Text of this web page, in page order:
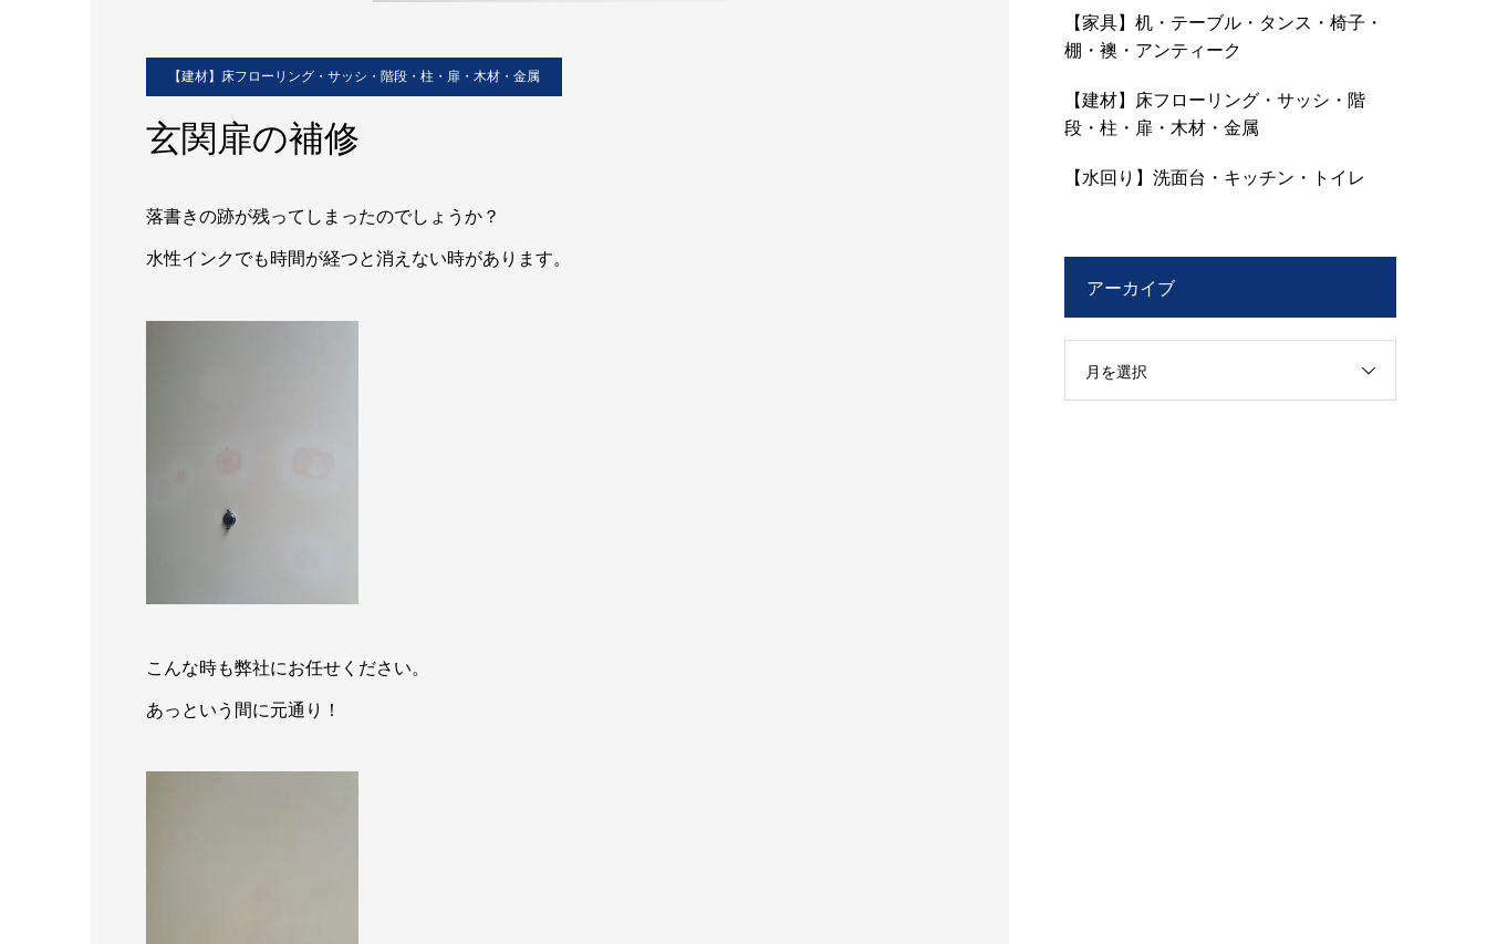
【建材】床フローリング・サッシ・階段・柱・扉・木材・金属
玄関扉の補修
落書きの跡が残ってしまったのでしょうか？
水性インクでも時間が経つと消えない時があります。
こんな時も弊社にお任せください。
あっという間に元通り！
【家具】机・テーブル・タンス・椅子・
棚・襖・アンティーク
【建材】床フローリング・サッシ・階
段・柱・扉・木材・金属
【水回り】洗面台・キッチン・トイレ
アーカイブ
月を選択